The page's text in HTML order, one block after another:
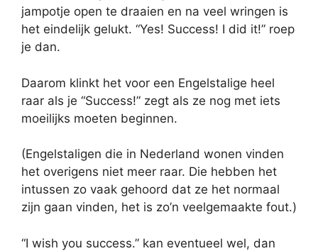
jampotje open te draaien en na veel wringen is
het eindelijk gelukt. “Yes! Success! I did it!” roep
je dan.
Daarom klinkt het voor een Engelstalige heel
raar als je “Success!” zegt als ze nog met iets
moeilijks moeten beginnen.
(Engelstaligen die in Nederland wonen vinden
het overigens niet meer raar. Die hebben het
intussen zo vaak gehoord dat ze het normaal
zijn gaan vinden, het is zo’n veelgemaakte fout.)
“I wish you success.” kan eventueel wel, dan